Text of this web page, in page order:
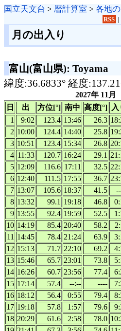
国立天文台 > 暦計算室 > 各地
RSS |
月の出入り
富山(富山県): Toyama
緯度:36.6833° 経度
2027年 11月
日
出 方位[°] 南中 高度[°] 入
1
9:02 123.4 13:46 26.3
2 10:00 124.4 14:40 25.8
3 10:51 123.4 15:34 26.8
4 11:33 120.7 16:24 29.1
5 12:09 116.6 17:11 32.5
6 12:40 111.5 17:55 36.7
7 13:07 105.6 18:37 41.5
8 13:32 99.1 19:18 46.8
9 13:55 92.4 19:59 52.5
10 14:19 85.4 20:40 58.2
11 14:45 78.4 21:24 63.9
12 15:13 71.7 22:10 69.2
13 15:46 65.7 23:01 73.8
14 16:26 60.7 23:56 77.4
15 17:14 57.4 --:-- ----
16 18:12 56.4 0:55 79.4
17 19:18 57.8 1:57 79.6
18 20:29 61.6 2:58 78.0